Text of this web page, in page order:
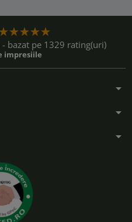
- bazat pe 1329 rating(uri)
impresiile
arrow_drop_down
arrow_drop_down
arrow_drop_down